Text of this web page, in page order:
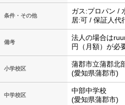
条件・その他
ガス:プロパン /
居:可 / 保証人代
備考
法人の場合は
円（月額）が必
小学校区
蒲郡市立蒲郡北
(愛知県蒲郡市)
中学校区
中部中学校
(愛知県蒲郡市)